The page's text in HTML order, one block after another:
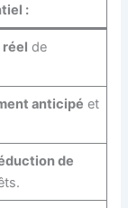
:
de
anticipé et
de